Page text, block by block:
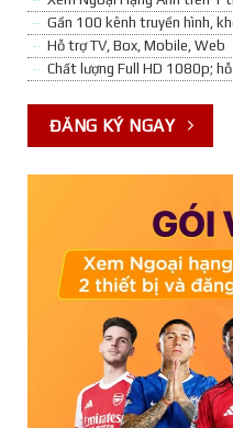
Gần 100 kênh truyền hình,
Hỗ trợ TV, Box, Mobile, Web
Chất lượng Full HD 1080p;
ĐĂNG KÝ NGAY